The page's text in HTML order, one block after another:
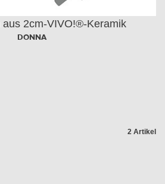
aus 2cm-VIVO!®-Keramik
DONNA
2 Artikel